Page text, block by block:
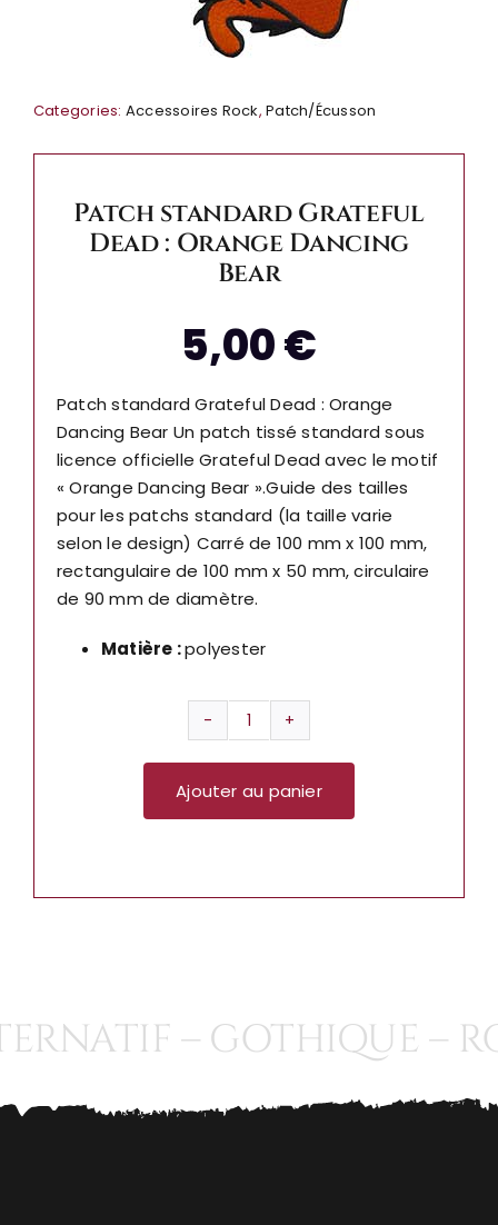
Categories: Accessoires Rock,Patch/Écusson
Patch standard Grateful
Dead : Orange Dancing
Bear
5,00€
Patch standard Grateful Dead : Orange
Dancing Bear Un patch tissé standard sous
licence officielle Grateful Dead avec le motif
« Orange Dancing Bear ».Guide des tailles
pour les patchs standard (la taille varie
selon le design) Carré de 100 mm x 100 mm,
rectangulaire de 100 mm x 50 mm, circulaire
de 90 mm de diamètre.
Matière :polyester
quantité
de
Patch
standard
Ajouter au panier
– GOTHIQUE –